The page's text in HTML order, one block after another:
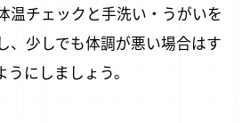
温チェックと手洗い・うがいを
、少しでも体調が悪い場合はす
にしましょう。